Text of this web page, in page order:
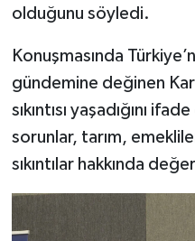
olduğunu söyledi.
Konuşmasında
gündemine değinen
sıkıntısı yaşadığını
sorunlar, tarım,
sıkıntılar hakkında